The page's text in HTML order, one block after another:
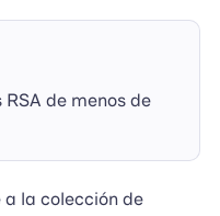
de menos de
a la colección de